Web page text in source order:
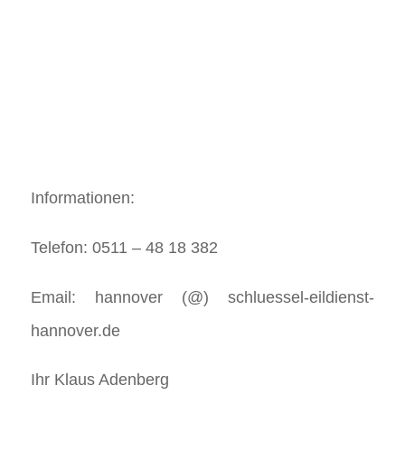
Informationen:
Telefon: 0511 – 48 18 382
Email: hannover (@) schluessel-eildienst-
hannover.de
Ihr Klaus Adenberg